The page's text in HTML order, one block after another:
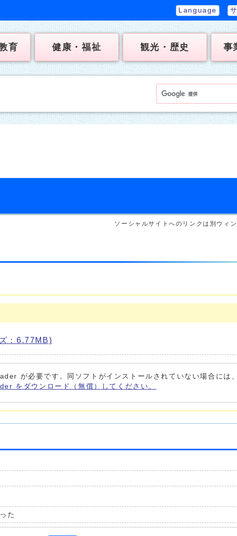
Language
育 健康・福祉 観光・歴史 事
ソーシャルサイトへのリンクは別ウィ
：6.77MB)
が必要です。同ソフトがインストールされていない場合には、
をダウンロード（無償）してください。
た